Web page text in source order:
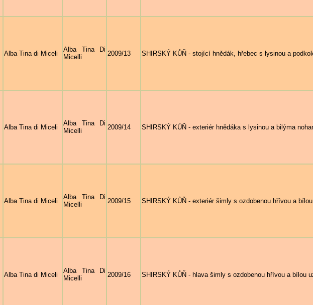
Alba Tina di Miceli
Alba Tina Di
Micelli
2009/13 SHIRSKÝ KŮŇ - stojící hnědák, hřebec s lysinou a
Alba Tina di Miceli
Alba Tina Di
Micelli
2009/14 SHIRSKÝ KŮŇ - exteriér hnědáka s lysinou a bilýma
Alba Tina di Miceli
Alba Tina Di
Micelli
2009/15 SHIRSKÝ KŮŇ - exteriér šimly s ozdobenou hřívou a bílou
Alba Tina di Miceli
Alba Tina Di
Micelli
2009/16 SHIRSKÝ KŮŇ - hlava šimly s ozdobenou hřívou a bílou